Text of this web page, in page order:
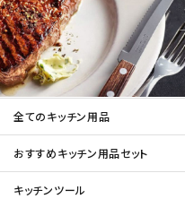
全てのキッチン用品
おすすめキッチン用品セット
キッチンツール